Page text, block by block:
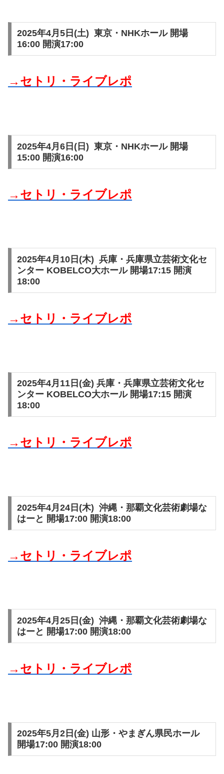
2025年4月5日(土) 東京・NHKホール 開場
16:00 開演17:00
→セトリ・ライブレポ
2025年4月6日(日) 東京・NHKホール 開場
15:00 開演16:00
→セトリ・ライブレポ
2025年4月10日(木) 兵庫・兵庫県立芸術文化セ
ンター KOBELCO大ホール 開場17:15 開演
18:00
→セトリ・ライブレポ
2025年4月11日(金) 兵庫・兵庫県立芸術文化セ
ンター KOBELCO大ホール 開場17:15 開演
18:00
→セトリ・ライブレポ
2025年4月24日(木) 沖縄・那覇文化芸術劇場な
はーと 開場17:00 開演18:00
→セトリ・ライブレポ
2025年4月25日(金) 沖縄・那覇文化芸術劇場な
はーと 開場17:00 開演18:00
→セトリ・ライブレポ
2025年5月2日(金) 山形・やまぎん県民ホール
開場17:00 開演18:00